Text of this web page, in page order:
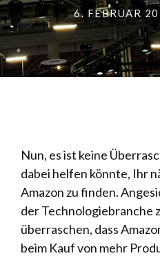
6. FEBRUAR
Nun, es ist keine
dabei helfen könnte, Ihr
Amazon zu finden.
der Technologiebranche
überraschen, dass
beim Kauf von mehr